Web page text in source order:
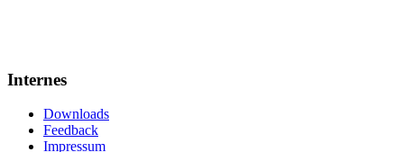
Internes
Downloads
Feedback
Impressum